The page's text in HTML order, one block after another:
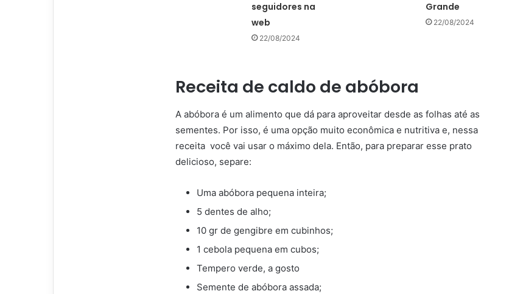
seguidores na
web
22/08/2024
Grande
22/08/2024
Receita de caldo de abóbora
A abóbora é um alimento que dá para aproveitar desde as folhas até as
sementes. Por isso, é uma opção muito econômica e nutritiva e, nessa
receita você vai usar o máximo dela. Então, para preparar esse prato
delicioso, separe:
Uma abóbora pequena inteira;
5 dentes de alho;
10 gr de gengibre em cubinhos;
1 cebola pequena em cubos;
Tempero verde, a gosto
Semente de abóbora assada;